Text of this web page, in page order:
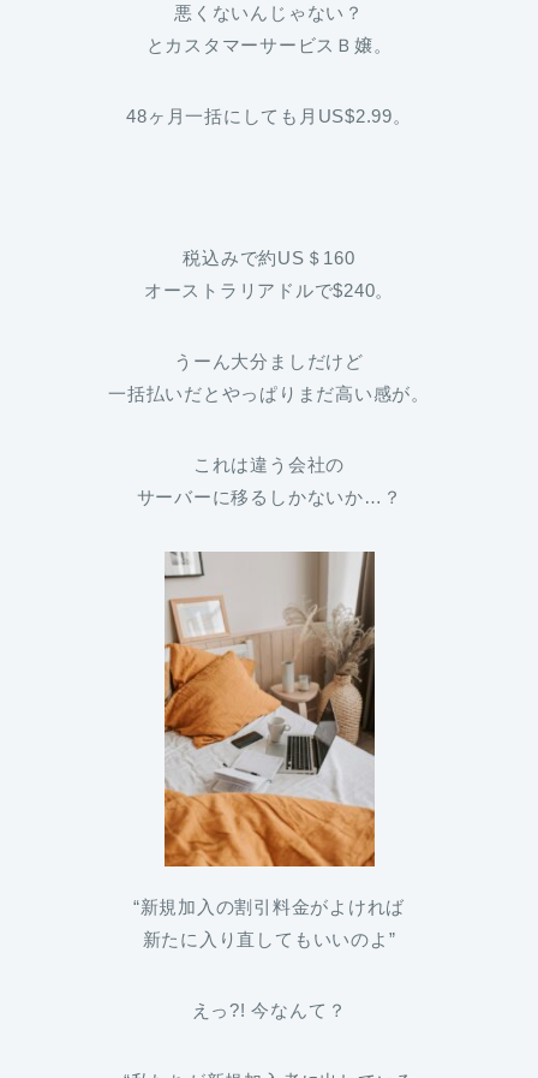
悪くないんじゃない？
とカスタマーサービスＢ嬢。
48ヶ月一括にしても月US$2.99。
税込みで約US＄160
オーストラリアドルで$240。
うーん大分ましだけど
一括払いだとやっぱりまだ高い感が。
これは違う会社の
サーバーに移るしかないか…？
“新規加入の割引料金がよければ
新たに入り直してもいいのよ”
えっ?! 今なんて？